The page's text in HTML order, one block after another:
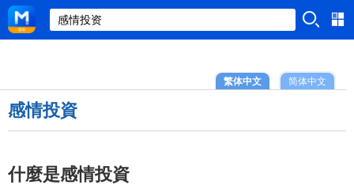
简体中文
繁体中文
感情投資
什麼是感情投資